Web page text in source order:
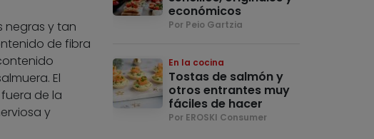
negras y tan
de fibra
El
de la
y
económicos
Por Peio Gartzia
En la cocina
Tostas de salmón y
otros entrantes muy
fáciles de hacer
Por EROSKI Consumer